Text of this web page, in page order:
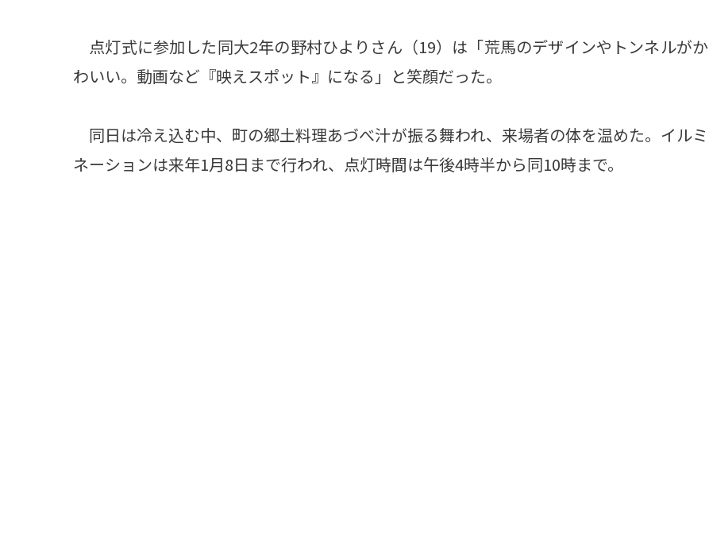
点灯式に参加した同大2年の野村ひよりさん（19）は「荒馬のデザインやトンネルがか
わいい。動画など『映えスポット』になる」と笑顔だった。
同日は冷え込む中、町の郷土料理あづべ汁が振る舞われ、来場者の体を温めた。イルミ
ネーションは来年1月8日まで行われ、点灯時間は午後4時半から同10時まで。